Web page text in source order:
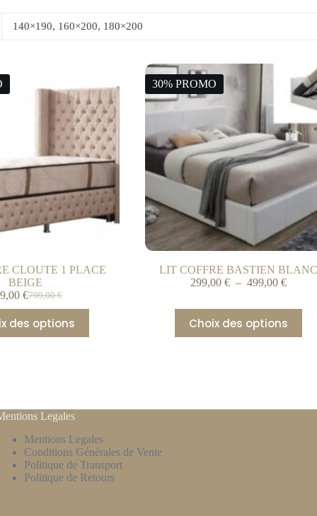
140×190, 160×200, 180×200
CLOUTE 1 PLACE
BEIGE
799,00€
€
des options
30% PROMO
LIT COFFRE BASTIEN BLANC
299,00€ – 499,00€
Choix des options
Legales
Mentions Legales
Conditions Générales de Vente
Politique de Transport
Politique de Retours